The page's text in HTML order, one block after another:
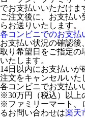
でお支払いいただけま
ご注文後に、お支払
らお送りいたします。
各コンビニでのお支払
お支払い状況の確認後
取り希望日をご指定の
いたします。
14日以内にお支払い
注文をキャンセルいた
各コンビニでお支払い
※30万円（税込）以上
※ファミリーマート、
るお問い合わせは楽天